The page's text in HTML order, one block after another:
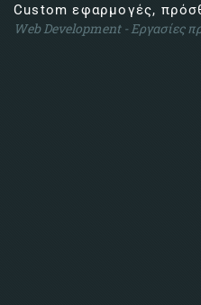
Custom εφαρμογές,
Web Development - Εργασίες